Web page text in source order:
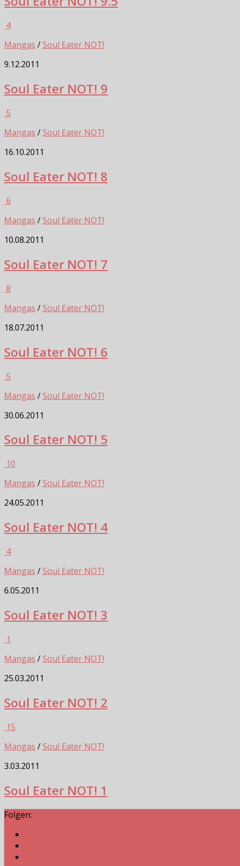
4
Mangas /Soul Eater NOT!
9.12.2011
Soul Eater NOT! 9
5
Mangas /Soul Eater NOT!
16.10.2011
Soul Eater NOT! 8
6
Mangas /Soul Eater NOT!
10.08.2011
Soul Eater NOT! 7
8
Mangas /Soul Eater NOT!
18.07.2011
Soul Eater NOT! 6
5
Mangas /Soul Eater NOT!
30.06.2011
Soul Eater NOT! 5
10
Mangas /Soul Eater NOT!
24.05.2011
Soul Eater NOT! 4
4
Mangas /Soul Eater NOT!
6.05.2011
Soul Eater NOT! 3
1
Mangas /Soul Eater NOT!
25.03.2011
Soul Eater NOT! 2
15
Mangas /Soul Eater NOT!
3.03.2011
Soul Eater NOT! 1
Folgen: